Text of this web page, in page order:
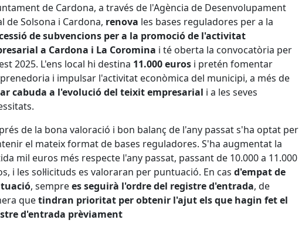
de Cardona, a través de l'Agència de Desenvolupament
de Solsona i Cardona, renova les bases reguladores per a la
de subvencions per a la promoció de l'activitat
a Cardona i La Coromina i té oberta la convocatòria per
2025. L'ens local hi destina 11.000 euros i pretén fomentar
i impulsar l'activitat econòmica del municipi, a més de
cabuda a l'evolució del teixit empresarial i a les seves
de la bona valoració i bon balanç de l'any passat s'ha optat per
el mateix format de bases reguladores. S'ha augmentat la
mil euros més respecte l'any passat, passant de 10.000 a 11.000
i les sol·licituds es valoraran per puntuació. En cas d'empat de
, semprees seguirà l'ordre del registre d'entrada, de
quetindran prioritat per obtenir l'ajut els que hagin fet el
d'entrada prèviament